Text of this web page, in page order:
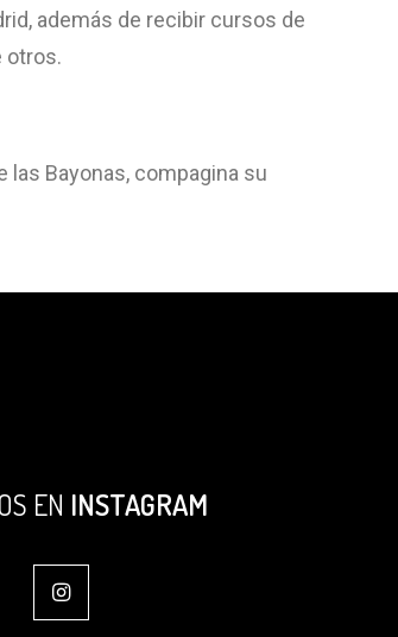
además de recibir cursos de
otros.
las Bayonas, compagina su
EN INSTAGRAM